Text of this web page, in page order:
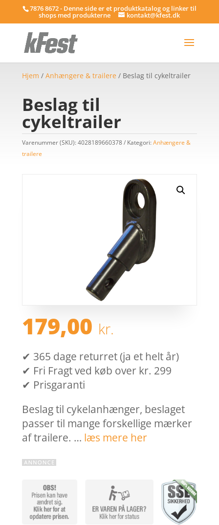
7876 8672 - Denne side er et produktkatalog og linker til
shops med produkterne kontakt@kfest.dk
Hjem / Anhængere & trailere / Beslag til cykeltrailer
Beslag til
cykeltrailer
Varenummer (SKU): 4028189660378 Kategori: Anhængere &
trailere
179,00 kr.
✔ 365 dage returret (ja et helt år)
✔ Fri Fragt ved køb over kr. 299
✔ Prisgaranti
Beslag til cykelanhænger, beslaget
passer til mange forskellige mærker
af trailere. … læs mere her